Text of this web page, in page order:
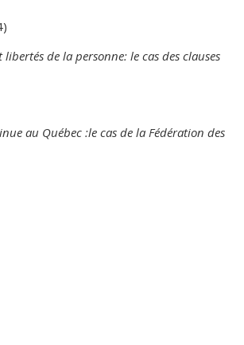
de la personne: le cas des clauses
au Québec :le cas de la Fédération des